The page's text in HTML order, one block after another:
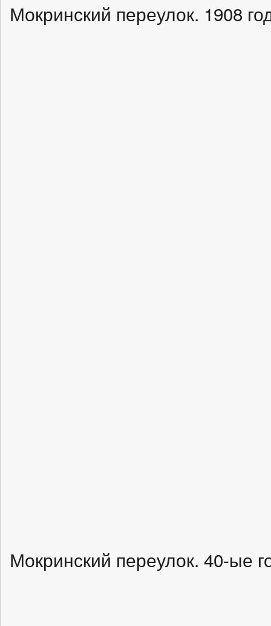
Мокринский переулок. 1908
Мокринский переулок. 40-ые